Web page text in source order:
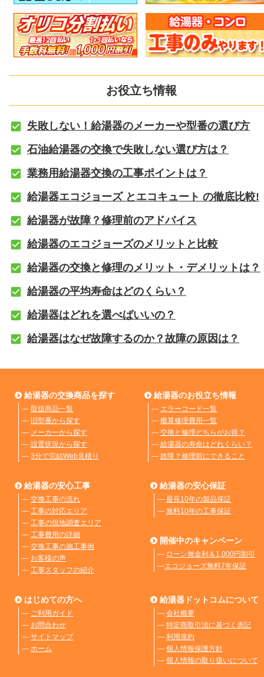
お役立ち情報
失敗しない！給湯器のメーカーや型番の選び方
石油給湯器の交換で失敗しない選び方は？
業務用給湯器交換の工事ポイントは？
給湯器エコジョーズ とエコキュート の徹底比較!
給湯器が故障？修理前のアドバイス
給湯器のエコジョーズのメリットと比較
給湯器の交換と修理のメリット・デメリットは？
給湯器の平均寿命はどのくらい？
給湯器はどれを選べばいいの？
給湯器はなぜ故障するのか？故障の原因は？
給湯器の交換商品を探す
― 取扱商品一覧
― 旧型番から探す
― メーカーから探す
― 設置状況から探す
― 3分で完結Web見積り
給湯器のお役立ち情報
― エラーコード一覧
― 概算修理費用一覧
― 交換と修理どちらがお得？
― 給湯器の寿命はどれくらい？
― 故障？修理前にできること
給湯器の安心工事
― 交換工事の流れ
― 工事の対応エリア
― 工事の現地調査エリア
― 工事費用の詳細
― 交換工事の施工事例
― お客様の声
― 工事スタッフの紹介
給湯器の安心保証
― 最長10年の製品保証
― 無料10年の工事保証
開催中のキャンペーン
― ローン無金利＆1,000円割引
―エコジョーズ無料7年保証
はじめての方へ
― ご利用ガイド
― お問合わせ
― サイトマップ
― ホーム
給湯器ドットコムについて
― 会社概要
― 特定商取引法に基づく表記
― 利用規約
― 個人情報保護方針
― 個人情報の取り扱いについて